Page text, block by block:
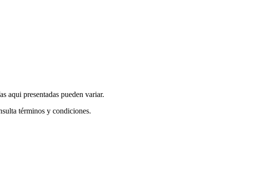
aqui presentadas pueden variar.
términos y condiciones.